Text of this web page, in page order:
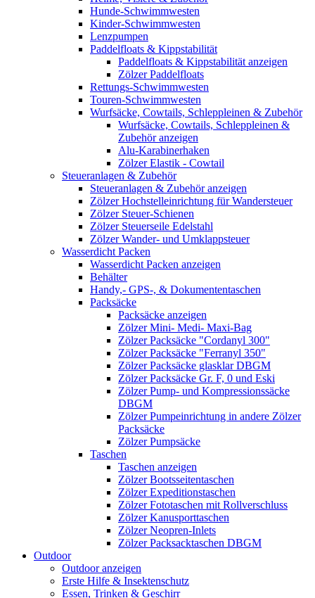
Hunde-Schwimmwesten
Kinder-Schwimmwesten
Lenzpumpen
Paddelfloats & Kippstabilität
Paddelfloats & Kippstabilität anzeigen
Zölzer Paddelfloats
Rettungs-Schwimmwesten
Touren-Schwimmwesten
Wurfsäcke, Cowtails, Schleppleinen & Zubehör
Wurfsäcke, Cowtails, Schleppleinen &
Zubehör anzeigen
Alu-Karabinerhaken
Zölzer Elastik - Cowtail
Steueranlagen & Zubehör
Steueranlagen & Zubehör anzeigen
Zölzer Hochstelleinrichtung für Wandersteuer
Zölzer Steuer-Schienen
Zölzer Steuerseile Edelstahl
Zölzer Wander- und Umklappsteuer
Wasserdicht Packen
Wasserdicht Packen anzeigen
Behälter
Handy,- GPS-, & Dokumententaschen
Packsäcke
Packsäcke anzeigen
Zölzer Mini- Medi- Maxi-Bag
Zölzer Packsäcke "Cordanyl 300"
Zölzer Packsäcke "Ferranyl 350"
Zölzer Packsäcke glasklar DBGM
Zölzer Packsäcke Gr. F, 0 und Eski
Zölzer Pump- und Kompressionssäcke
DBGM
Zölzer Pumpeinrichtung in andere Zölzer
Packsäcke
Zölzer Pumpsäcke
Taschen
Taschen anzeigen
Zölzer Bootsseitentaschen
Zölzer Expeditionstaschen
Zölzer Fototaschen mit Rollverschluss
Zölzer Kanusporttaschen
Zölzer Neopren-Inlets
Zölzer Packsacktaschen DBGM
Outdoor
Outdoor anzeigen
Erste Hilfe & Insektenschutz
Essen, Trinken & Geschirr